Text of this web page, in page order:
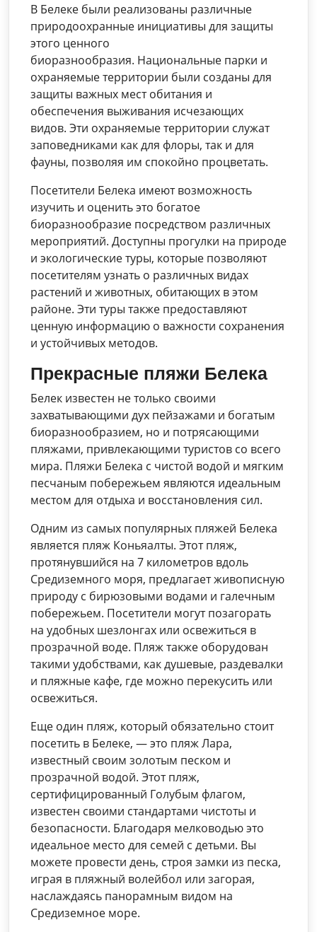
В Белеке были реализованы различные
природоохранные инициативы для защиты
этого ценного
биоразнообразия. Национальные парки и
охраняемые территории были созданы для
защиты важных мест обитания и
обеспечения выживания исчезающих
видов. Эти охраняемые территории служат
заповедниками как для флоры, так и для
фауны, позволяя им спокойно процветать.
Посетители Белека имеют возможность
изучить и оценить это богатое
биоразнообразие посредством различных
мероприятий. Доступны прогулки на природе
и экологические туры, которые позволяют
посетителям узнать о различных видах
растений и животных, обитающих в этом
районе. Эти туры также предоставляют
ценную информацию о важности сохранения
и устойчивых методов.
Прекрасные пляжи Белека
Белек известен не только своими
захватывающими дух пейзажами и богатым
биоразнообразием, но и потрясающими
пляжами, привлекающими туристов со всего
мира. Пляжи Белека с чистой водой и мягким
песчаным побережьем являются идеальным
местом для отдыха и восстановления сил.
Одним из самых популярных пляжей Белека
является пляж Коньяалты. Этот пляж,
протянувшийся на 7 километров вдоль
Средиземного моря, предлагает живописную
природу с бирюзовыми водами и галечным
побережьем. Посетители могут позагорать
на удобных шезлонгах или освежиться в
прозрачной воде. Пляж также оборудован
такими удобствами, как душевые, раздевалки
и пляжные кафе, где можно перекусить или
освежиться.
Еще один пляж, который обязательно стоит
посетить в Белеке, — это пляж Лара,
известный своим золотым песком и
прозрачной водой. Этот пляж,
сертифицированный Голубым флагом,
известен своими стандартами чистоты и
безопасности. Благодаря мелководью это
идеальное место для семей с детьми. Вы
можете провести день, строя замки из песка,
играя в пляжный волейбол или загорая,
наслаждаясь панорамным видом на
Средиземное море.